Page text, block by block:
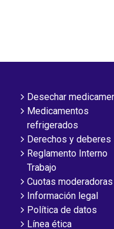
Desechar
Medicamentos
refrigerados
Derechos y deberes
Reglamento Interno
Trabajo
Cuotas moderadoras
Información legal
Política de datos
Línea ética